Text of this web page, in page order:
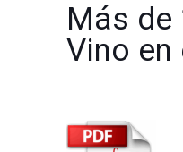
Más de
Vino en